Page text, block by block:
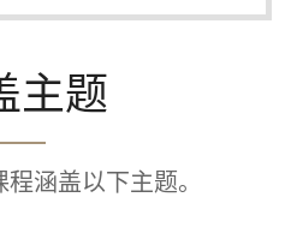
主题
涵盖以下主题。